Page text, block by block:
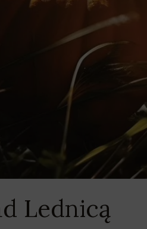
Lednicą